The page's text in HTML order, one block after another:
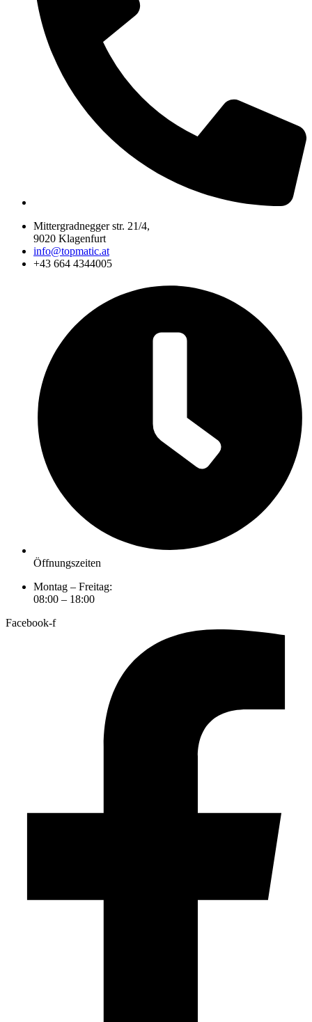
Mittergradnegger str. 21/4,
9020 Klagenfurt
info@topmatic.at
+43 664 4344005
Öffnungszeiten
Montag – Freitag:
08:00 – 18:00
Facebook-f